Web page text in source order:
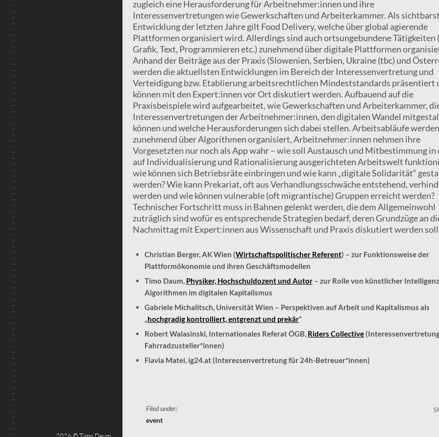
zugleich eine Herausforderung für Arbeitnehmer:innen und ihre
Interessenvertretungen wie Gewerkschaften und Arbeiterkammer. Als
Entwicklung der letzten Jahre gilt Food Delivery, welche über global agierende
Plattformen organisiert wird. Allerdings sind auch ortsungebundene Tätigkeiten
Grafik, Text, Programmieren etc.) zunehmend über digitale Plattformen
Anhand der Beiträge aus der Praxis (Slowenien, Serbien, Ukraine (tbc) und
werden die aktuellsten Entwicklungen im Bereich der Interessenvertretung und
Verteidigung bzw. Etablierung arbeitsrechtlichen Mindeststandards präsentiert
können mit den Expert:innen vor Ort diskutiert werden. Aufbauend auf die
Praxisbeispiele wird aufgearbeitet, wie Gewerkschaften und Arbeiterkammer,
Interessenvertretungen der Arbeitnehmer:innen, den digitalen Wandel
können und welche Herausforderungen sich dabei stellen. Arbeitsabläufe werden
zunehmend über Algorithmen organisiert, Arbeitnehmer:innen nehmen ihre
Vorgesetzten nur noch als App wahr – wie soll Austausch und Mitbestimmung in
auf Individualisierung und Rationalisierung ausgerichteten Arbeitswelt
wie können sich Betriebsräte einbringen und wie kann „digitale Solidarität“
werden? Wie kann Prekariat, oft aus Verhandlungsschwäche entstehend,
werden und wie können vulnerable (oft migrantische) Gruppen erreicht werden?
Technischer Fortschritt muss in Bahnen gelenkt werden, die dem Allgemeinwohl
zuträglich sind wofür es entsprechende Strategien bedarf, deren Grundzüge an
Nachmittag mit Expert:innen aus Wissenschaft und Praxis diskutiert werden
Christian Berger, AK Wien (Wirtschaftspolitischer Referent) – zur Funktionsweise der
Plattformökonomie und ihren Geschäftsmodellen
Timo Daum, Physiker, Hochschuldozent und Autor– zur Rolle von künstlicher
Algorithmen im digitalen Kapitalismus
Gabriele Michalitsch, Universität Wien – Perspektiven auf Arbeit und Kapitalismus als
„hochgradig kontrolliert, entgrenzt und prekär“
Robert Walasinski, Internationales Referat ÖGB, Riders Collective
Fahrradzusteller*innen)
Flavia Matei, ig24.at (Interessenvertretung für 24h-Betreuer*innen)
Filed under:
event